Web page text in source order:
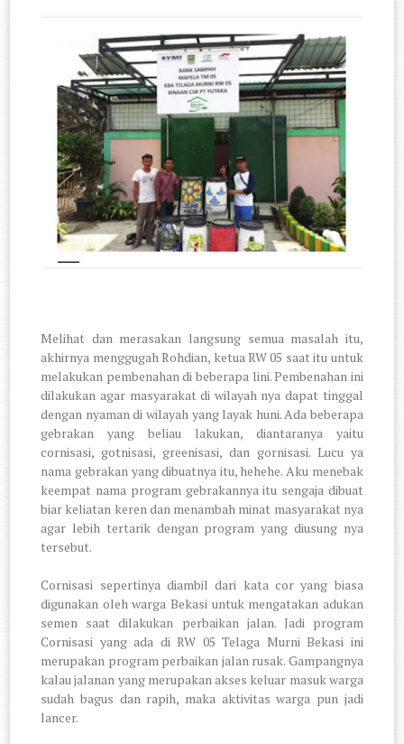
Melihat dan merasakan langsung semua masalah itu,
akhirnya menggugah Rohdian, ketua RW 05 saat itu untuk
melakukan pembenahan di beberapa lini. Pembenahan ini
dilakukan agar masyarakat di wilayah nya dapat tinggal
dengan nyaman di wilayah yang layak huni. Ada beberapa
gebrakan yang beliau lakukan, diantaranya yaitu
cornisasi, gotnisasi, greenisasi, dan gornisasi. Lucu ya
nama gebrakan yang dibuatnya itu, hehehe. Aku menebak
keempat nama program gebrakannya itu sengaja dibuat
biar keliatan keren dan menambah minat masyarakat nya
agar lebih tertarik dengan program yang diusung nya
tersebut.
Cornisasi sepertinya diambil dari kata cor yang biasa
digunakan oleh warga Bekasi untuk mengatakan adukan
semen saat dilakukan perbaikan jalan. Jadi program
Cornisasi yang ada di RW 05 Telaga Murni Bekasi ini
merupakan program perbaikan jalan rusak. Gampangnya
kalau jalanan yang merupakan akses keluar masuk warga
sudah bagus dan rapih, maka aktivitas warga pun jadi
lancer.